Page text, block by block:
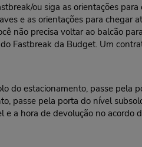
ou siga as orientações
e as orientações para chegar
não precisa voltar ao balcão
Fastbreak da Budget. Um
do estacionamento, passe pela
passe pela porta do nível
a hora de devolução no acordo